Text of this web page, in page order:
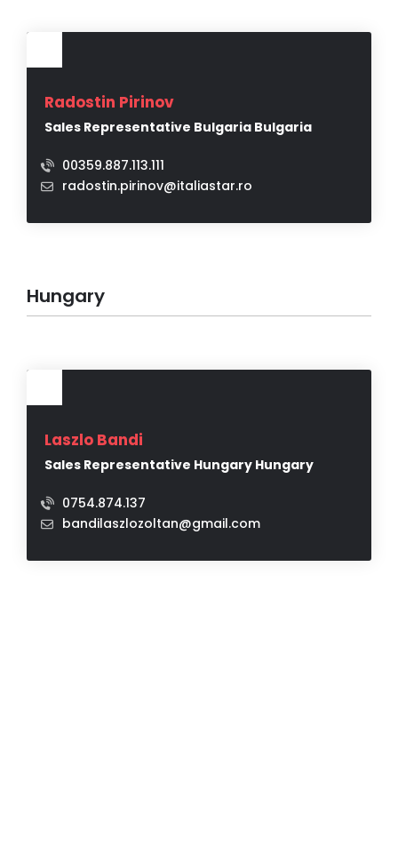
Radostin Pirinov
Sales Representative Bulgaria Bulgaria
00359.887.113.111
radostin.pirinov@italiastar.ro
Hungary
Laszlo Bandi
Sales Representative Hungary Hungary
0754.874.137
bandilaszlozoltan@gmail.com